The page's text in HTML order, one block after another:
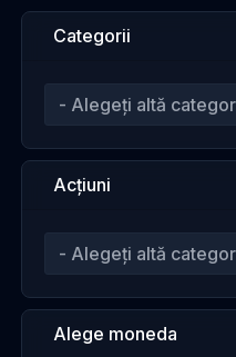
Categorii
Acțiuni
Alege moneda